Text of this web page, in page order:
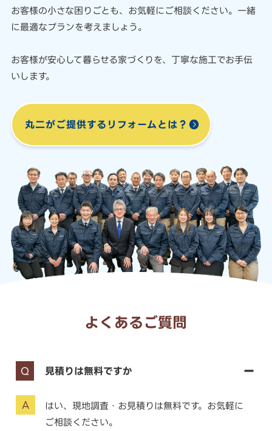
お客様の小さな困りごとも、 お気軽にご相談ください。 一緒
に最適なプランを考えましょう。
お客様が安心して暮らせる家づくりを、 丁寧な施工でお手伝
いします。
丸二がご提供する リフォームとは？
よくあるご質問
見積りは無料ですか
はい、現地調査・お見積りは無料です。お気軽に
ご相談ください。